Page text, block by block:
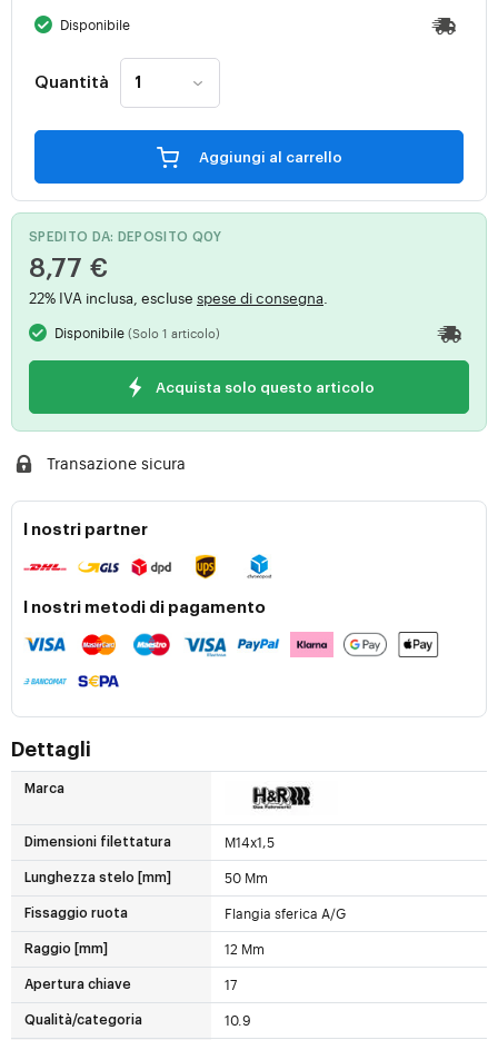
Disponibile
Quantità
Aggiungi al carrello
SPEDITO DA: DEPOSITO Q0Y
8,77 €
22% IVA inclusa, escluse spese di consegna
Disponibile(Solo 1 articolo)
Acquista solo questo articolo
Transazione sicura
I nostri partner
I nostri metodi di pagamento
Dettagli
Marca
Dimensioni filettatura M14x1,5
Lunghezza stelo [mm] 50 Mm
Fissaggio ruota Flangia sferica A/G
Raggio [mm] 12 Mm
Apertura chiave 17
Qualità/categoria 10.9